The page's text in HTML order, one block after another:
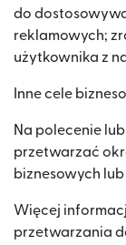
do
reklamowych;
użytkownika z
Inne cele
Na polecenie
przetwarzać
biznesowych
Więcej
przetwarzania